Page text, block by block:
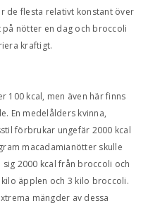
de flesta relativt konstant över
nötter en dag och broccoli
kraftigt.
100 kcal, men även här finns
En medelålders kvinna,
förbrukar ungefär 2000 kcal
macadamianötter skulle
2000 kcal från broccoli och
kilo äpplen och 3 kilo broccoli.
mängder av dessa